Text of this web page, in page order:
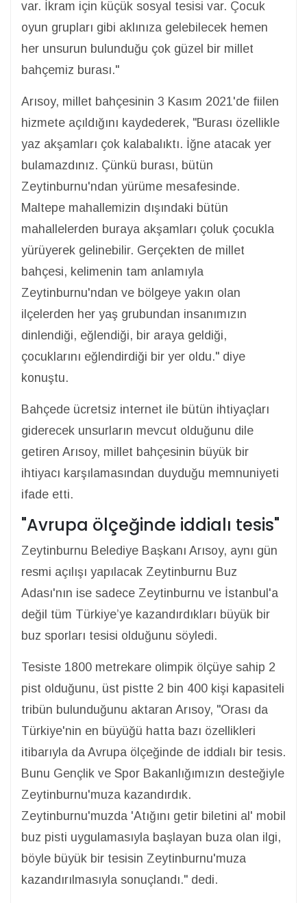
var. İkram için küçük sosyal tesisi var. Çocuk
oyun grupları gibi aklınıza gelebilecek hemen
her unsurun bulunduğu çok güzel bir millet
bahçemiz burası."
Arısoy, millet bahçesinin 3 Kasım 2021'de fiilen
hizmete açıldığını kaydederek, "Burası özellikle
yaz akşamları çok kalabalıktı. İğne atacak yer
bulamazdınız. Çünkü burası, bütün
Zeytinburnu'ndan yürüme mesafesinde.
Maltepe mahallemizin dışındaki bütün
mahallelerden buraya akşamları çoluk çocukla
yürüyerek gelinebilir. Gerçekten de millet
bahçesi, kelimenin tam anlamıyla
Zeytinburnu'ndan ve bölgeye yakın olan
ilçelerden her yaş grubundan insanımızın
dinlendiği, eğlendiği, bir araya geldiği,
çocuklarını eğlendirdiği bir yer oldu." diye
konuştu.
Bahçede ücretsiz internet ile bütün ihtiyaçları
giderecek unsurların mevcut olduğunu dile
getiren Arısoy, millet bahçesinin büyük bir
ihtiyacı karşılamasından duyduğu memnuniyeti
ifade etti.
"Avrupa ölçeğinde iddialı tesis"
Zeytinburnu Belediye Başkanı Arısoy, aynı gün
resmi açılışı yapılacak Zeytinburnu Buz
Adası'nın ise sadece Zeytinburnu ve İstanbul'a
değil tüm Türkiye’ye kazandırdıkları büyük bir
buz sporları tesisi olduğunu söyledi.
Tesiste 1800 metrekare olimpik ölçüye sahip 2
pist olduğunu, üst pistte 2 bin 400 kişi kapasiteli
tribün bulunduğunu aktaran Arısoy, "Orası da
Türkiye'nin en büyüğü hatta bazı özellikleri
itibarıyla da Avrupa ölçeğinde de iddialı bir tesis.
Bunu Gençlik ve Spor Bakanlığımızın desteğiyle
Zeytinburnu'muza kazandırdık.
Zeytinburnu'muzda 'Atığını getir biletini al' mobil
buz pisti uygulamasıyla başlayan buza olan ilgi,
böyle büyük bir tesisin Zeytinburnu'muza
kazandırılmasıyla sonuçlandı." dedi.